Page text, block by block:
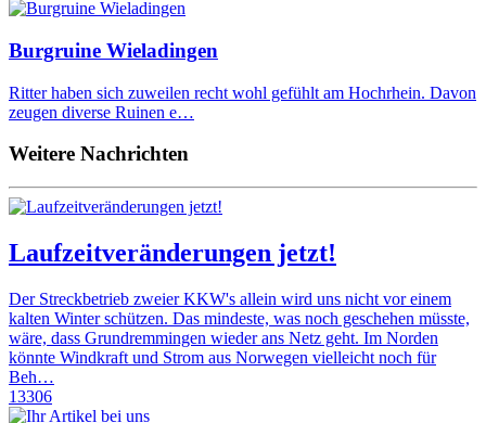
Burgruine Wieladingen
Ritter haben sich zuweilen recht wohl gefühlt am Hochrhein. Davon
zeugen diverse Ruinen e…
Weitere Nachrichten
Laufzeitveränderungen jetzt!
Der Streckbetrieb zweier KKW's allein wird uns nicht vor einem
kalten Winter schützen. Das mindeste, was noch geschehen müsste,
wäre, dass Grundremmingen wieder ans Netz geht. Im Norden
könnte Windkraft und Strom aus Norwegen vielleicht noch für
Beh…
13306